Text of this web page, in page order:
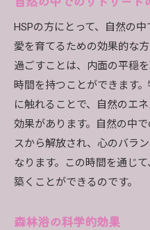
HSPの方にとって、自然の
愛を育てるための効果的な
過ごすことは、内面の平穏
時間を持つことができます
に触れることで、自然のエ
効果があります。自然の中
スから解放され、心のバラ
なります。この時間を通じ
築くことができるのです。
森林浴の科学的効果